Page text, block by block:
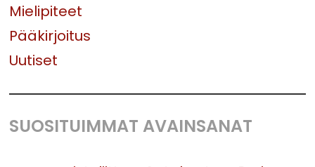
Mielipiteet
Pääkirjoitus
Uutiset
SUOSITUIMMAT AVAINSANAT